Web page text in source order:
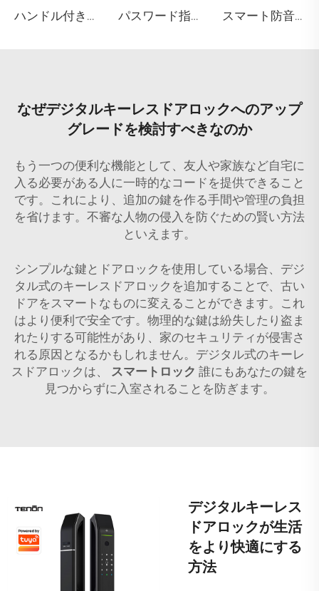
ハンドル付きWi-Fi対応キーレスドアロック ホテル用 テノンE15 パスワード指紋生体認証機能付きスマートハウスロック Tenon A6 Pro スマート防音エンジニアードウッド玄関ドア M10
なぜデジタルキーレスドアロックへのアップ
グレードを検討すべきなのか
もう一つの便利な機能として、友人や家族など自宅に
入る必要がある人に一時的なコードを提供できること
です。これにより、追加の鍵を作る手間や管理の負担
を省けます。不審な人物の侵入を防ぐための賢い方法
といえます。
シンプルな鍵とドアロックを使用している場合、デジ
タル式のキーレスドアロックを追加することで、古い
ドアをスマートなものに変えることができます。これ
はより便利で安全です。物理的な鍵は紛失したり盗ま
れたりする可能性があり、家のセキュリティが侵害さ
れる原因となるかもしれません。デジタル式のキーレ
スドアロックは、 スマートロック 誰にもあなたの鍵を
見つからずに入室されることを防ぎます。
デジタルキーレス
ドアロックが生活
をより快適にする
方法